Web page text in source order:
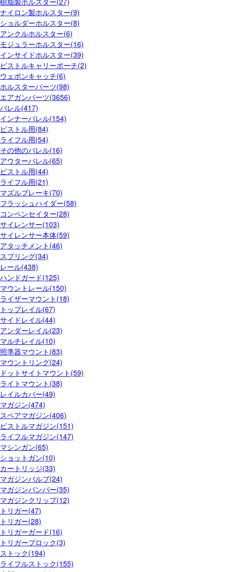
ナイロン製ホルスター(9)
ショルダーホルスター(8)
アンクルホルスター(6)
モジュラーホルスター(16)
インサイドホルスター(39)
ピストルキャリーポーチ(2)
ウェポンキャッチ(6)
ホルスターパーツ(98)
エアガンパーツ(3656)
バレル(417)
インナーバレル(154)
ピストル用(84)
ライフル用(54)
その他のバレル(16)
アウターバレル(65)
ピストル用(44)
ライフル用(21)
マズルブレーキ(70)
フラッシュハイダー(58)
コンペンセイター(28)
サイレンサー(103)
サイレンサー本体(59)
アタッチメント(46)
スプリング(34)
レール(438)
ハンドガード(125)
マウントレール(150)
ライザーマウント(18)
トップレイル(67)
サイドレイル(44)
アンダーレイル(23)
マルチレイル(10)
照準器マウント(83)
マウントリング(24)
ドットサイトマウント(59)
ライトマウント(38)
レイルカバー(49)
マガジン(474)
スペアマガジン(406)
ピストルマガジン(151)
ライフルマガジン(147)
マシンガン(65)
ショットガン(10)
カートリッジ(33)
マガジンバルブ(24)
マガジンバンパー(35)
マガジンクリップ(12)
トリガー(47)
トリガー(28)
トリガーガード(16)
トリガーブロック(3)
ストック(194)
ライフルストック(155)